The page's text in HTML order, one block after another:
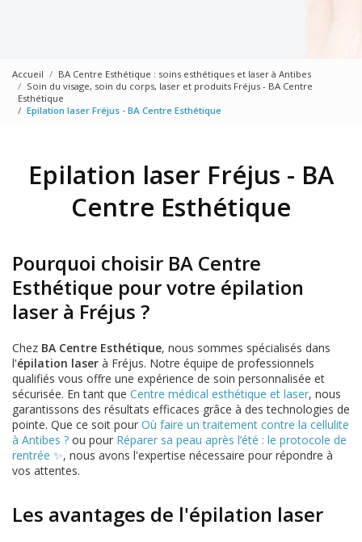
Accueil
BA Centre Esthétique : soins esthétiques et laser à Antibes
Soin du visage, soin du corps, laser et produits Fréjus - BA Centre
Esthétique
Epilation laser Fréjus - BA Centre Esthétique
Epilation laser Fréjus - BA
Centre Esthétique
Pourquoi choisir BA Centre
Esthétique pour votre épilation
laser à Fréjus ?
Chez BA Centre Esthétique, nous sommes spécialisés dans
l'épilation laser à Fréjus. Notre équipe de professionnels
qualifiés vous offre une expérience de soin personnalisée et
sécurisée. En tant que Centre médical esthétique et laser, nous
garantissons des résultats efficaces grâce à des technologies de
pointe. Que ce soit pour Où faire un traitement contre la cellulite
à Antibes ? ou pour Réparer sa peau après l’été : le protocole de
rentrée ✨, nous avons l'expertise nécessaire pour répondre à
vos attentes.
Les avantages de l'épilation laser